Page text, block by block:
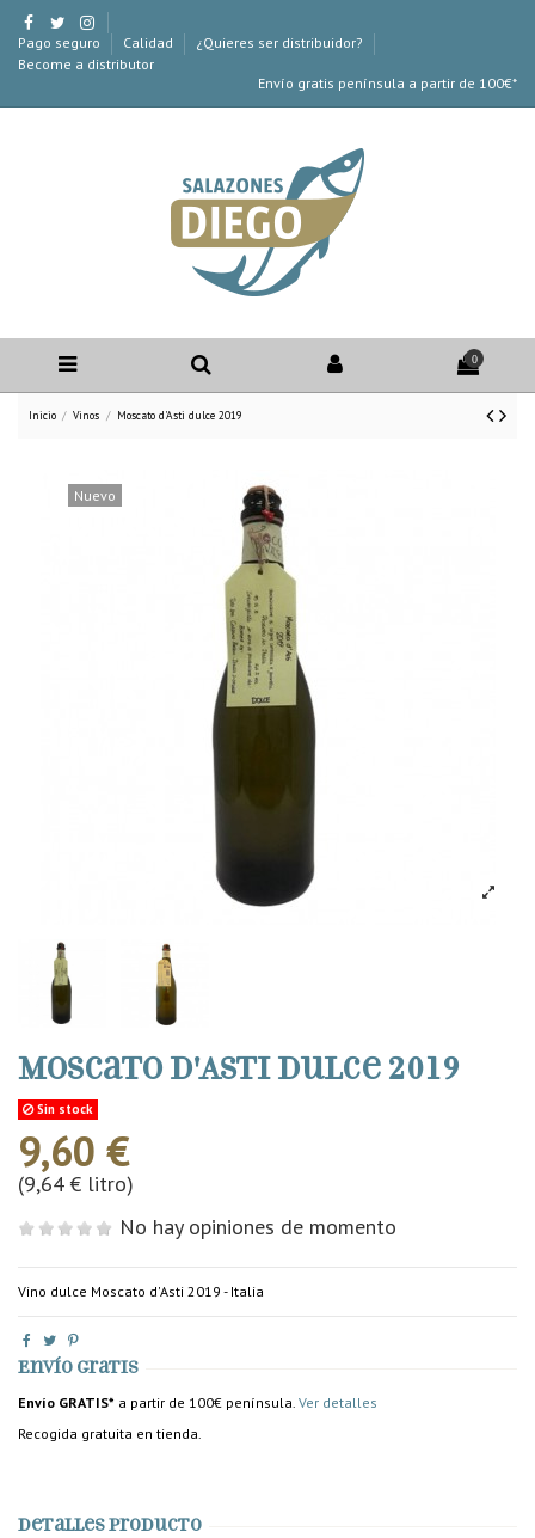
Pago seguro Calidad
¿Quieres ser distribuidor?
Become a distributor
Envío gratis península a partir de 100€*
0
Inicio Vinos Moscato d'Asti dulce 2019
Nuevo
Moscato d'Asti dulce 2019
Sin stock
9,60 €
(9,64 € litro)
No hay opiniones de momento
Vino dulce Moscato d'Asti 2019 - Italia
Envío gratis
Envío GRATIS* a partir de 100€ península. Ver detalles
Recogida gratuita en tienda.
Detalles producto